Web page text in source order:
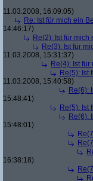
11.03.2008, 16:09:05)
Re: Ist für mich ein
14:46:17)
Re(2): Ist für
Re(3): Ist für
11.03.2008, 15:31:37)
Re(4): Ist
Re(5): Ist
11.03.2008, 15:40:58)
Re(6):
15:48:41)
Re(5): Ist
Re(6):
15:48:01)
16:38:18)